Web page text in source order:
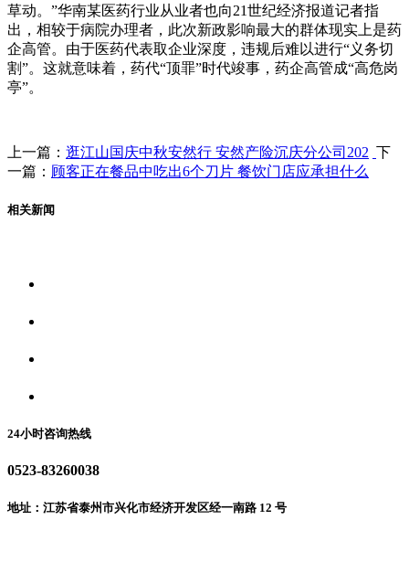
草动。”华南某医药行业从业者也向21世纪经济报道记者指
出，相较于病院办理者，此次新政影响最大的群体现实上是药
企高管。由于医药代表取企业深度，违规后难以进行“义务切
割”。这就意味着，药代“顶罪”时代竣事，药企高管成“高危岗
亭”。
上一篇： 逛江山国庆中秋安然行 安然产险沉庆分公司202 下
一篇： 顾客正在餐品中吃出6个刀片 餐饮门店应承担什么
相关新闻
24小时咨询热线
0523-83260038
地址：江苏省泰州市兴化市经济开发区经一南路 12 号